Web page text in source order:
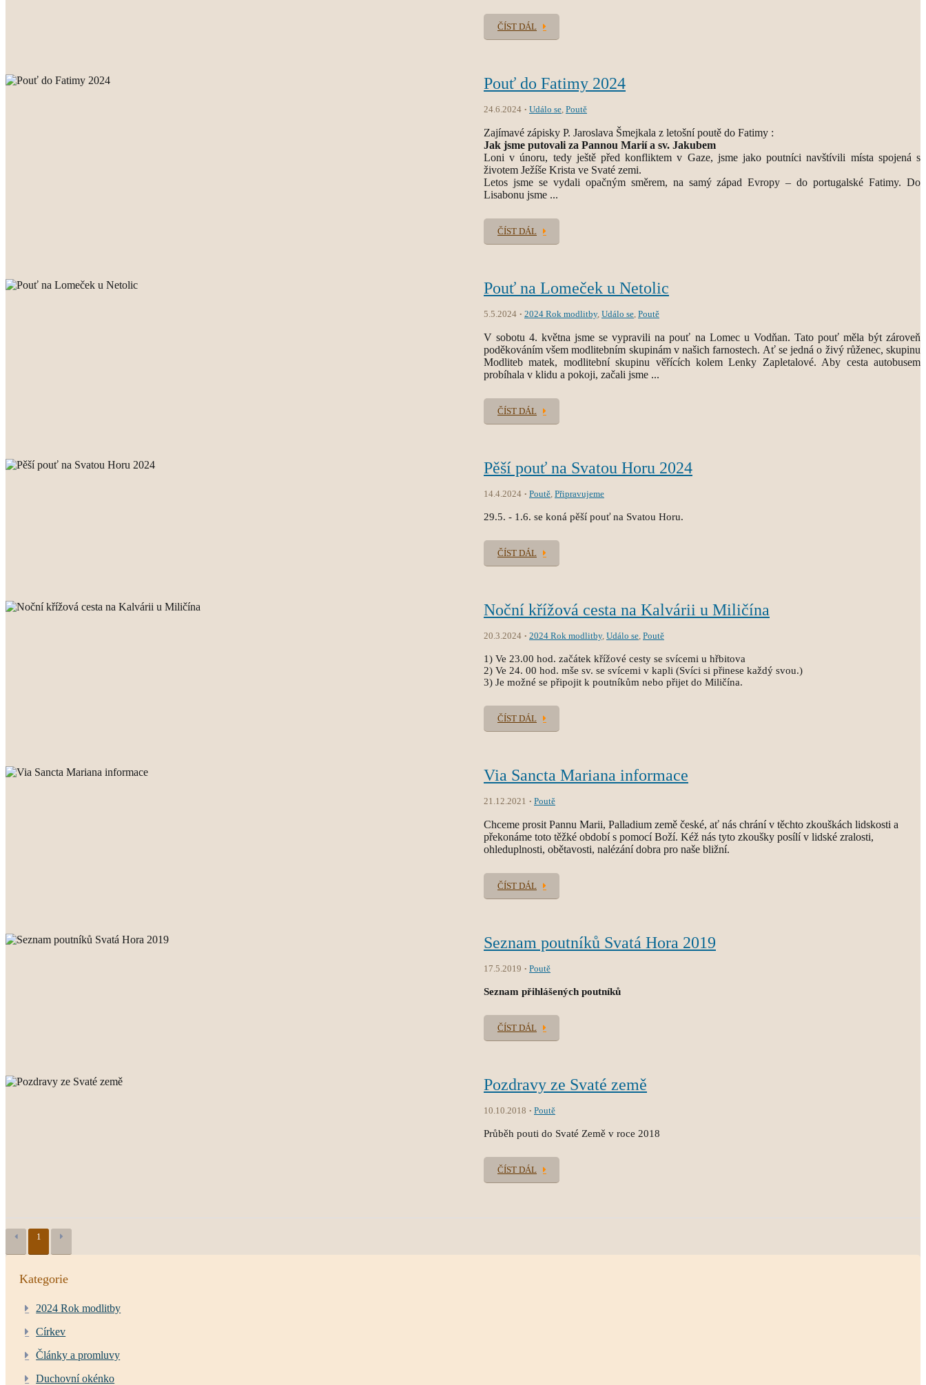
ČÍST DÁL
Pouť do Fatimy 2024
24.6.2024 Událo se, Poutě
Zajímavé zápisky P. Jaroslava Šmejkala z letošní poutě do Fatimy :
Jak jsme putovali za Pannou Marií a sv. Jakubem
Loni v únoru, tedy ještě před konfliktem v Gaze, jsme jako poutníci navštívili místa spojená s
životem Ježíše Krista ve Svaté zemi.
Letos jsme se vydali opačným směrem, na samý západ Evropy – do portugalské Fatimy. Do
Lisabonu jsme ...
ČÍST DÁL
Pouť na Lomeček u Netolic
5.5.2024 2024 Rok modlitby, Událo se, Poutě
V sobotu 4. května jsme se vypravili na pouť na Lomec u Vodňan. Tato pouť měla být zároveň
poděkováním všem modlitebním skupinám v našich farnostech. Ať se jedná o živý růženec, skupinu
Modliteb matek, modlitební skupinu věřících kolem Lenky Zapletalové. Aby cesta autobusem
probíhala v klidu a pokoji, začali jsme ...
ČÍST DÁL
Pěší pouť na Svatou Horu 2024
14.4.2024 Poutě, Připravujeme
29.5. - 1.6. se koná pěší pouť na Svatou Horu.
ČÍST DÁL
Noční křížová cesta na Kalvárii u Miličína
20.3.2024 2024 Rok modlitby, Událo se, Poutě
1) Ve 23.00 hod. začátek křížové cesty se svícemi u hřbitova
2) Ve 24. 00 hod. mše sv. se svícemi v kapli (Svíci si přinese každý svou.)
3) Je možné se připojit k poutníkům nebo přijet do Miličína.
ČÍST DÁL
Via Sancta Mariana informace
21.12.2021 Poutě
Chceme prosit Pannu Marii, Palladium země české, ať nás chrání v těchto zkouškách lidskosti a
překonáme toto těžké období s pomocí Boží. Kéž nás tyto zkoušky posílí v lidské zralosti,
ohleduplnosti, obětavosti, nalézání dobra pro naše bližní.
ČÍST DÁL
Seznam poutníků Svatá Hora 2019
17.5.2019 Poutě
Seznam přihlášených poutníků
ČÍST DÁL
Pozdravy ze Svaté země
10.10.2018 Poutě
Průběh pouti do Svaté Země v roce 2018
ČÍST DÁL
1
Kategorie
2024 Rok modlitby
Církev
Články a promluvy
Duchovní okénko